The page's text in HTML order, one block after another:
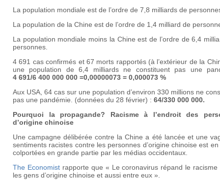
La population mondiale est de l’ordre de 7,8 milliards de
La population de la Chine est de l’ordre de 1,4 milliard de
La population mondiale moins la Chine est de l’ordre de 6,4
personnes.
4 691 cas confirmés et 67 morts rapportés (à l’extérieur de la
une population de 6,4 milliards ne constituent pas une
4 691/6 400 000 000 =0,00000073 = 0,000073 %
Aux USA, 64 cas sur une population d’environ 330 millions ne
pas une pandémie. (données du 28 février) : 64/330 000 000.
Pourquoi la propagande? Racisme à l’endroit des
d’origine chinoise
Une campagne délibérée contre la Chine a été lancée et une
sentiments racistes contre les personnes d’origine chinoise est
colportées en grande partie par les médias occidentaux.
The Economistrapporte que « Le coronavirus répand le racisme
les gens d’origine chinoise et aussi entre eux ».